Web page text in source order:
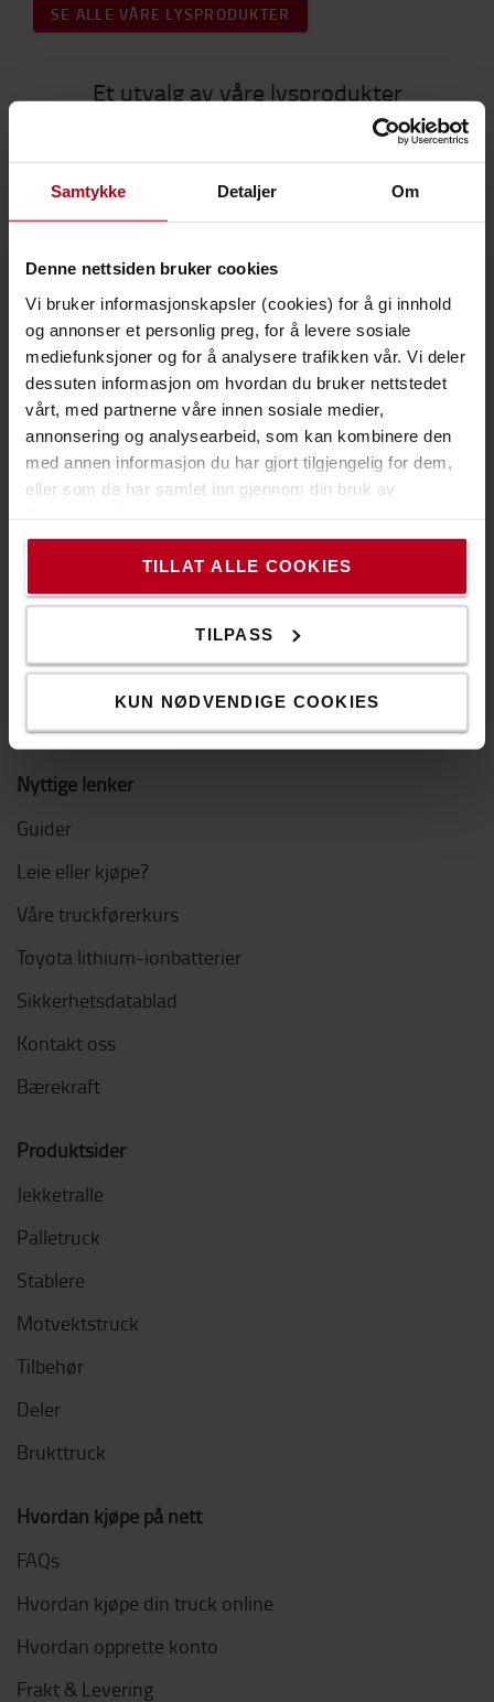
Samtykke Detaljer Om
Denne nettsiden bruker cookies
Vi bruker informasjonskapsler (cookies) for å gi innhold
og annonser et personlig preg, for å levere sosiale
mediefunksjoner og for å analysere trafikken vår. Vi deler
dessuten informasjon om hvordan du bruker nettstedet
vårt, med partnerne våre innen sosiale medier,
annonsering og analysearbeid, som kan kombinere den
med annen informasjon du har gjort tilgjengelig for dem,
eller som de har samlet inn gjennom din bruk av
TILLAT ALLE COOKIES
TILPASS
KUN NØDVENDIGE COOKIES
SE ALLE VÅRE LYSPRODUKTER
Et utvalg av våre lysprodukter
Om Toyota
Våre avdelinger
Hvorfor velge Toyota
PR og Nyheter
Toyota Production System
The Toyota Way
Bærekraft
Nyttige lenker
Guider
Leie eller kjøpe?
Våre truckførerkurs
Toyota lithium-ionbatterier
Sikkerhetsdatablad
Kontakt oss
Bærekraft
Produktsider
Jekketralle
Palletruck
Stablere
Motvektstruck
Tilbehør
Deler
Brukttruck
Hvordan kjøpe på nett
FAQs
Hvordan kjøpe din truck online
Hvordan opprette konto
Frakt & Levering